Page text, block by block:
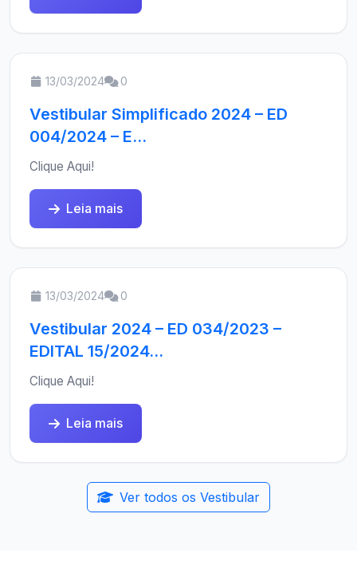
13/03/2024 0
Vestibular Simplificado 2024 – ED
004/2024 – E...
Clique Aqui!
Leia mais
13/03/2024 0
Vestibular 2024 – ED 034/2023 –
EDITAL 15/2024...
Clique Aqui!
Leia mais
Ver todos os Vestibular